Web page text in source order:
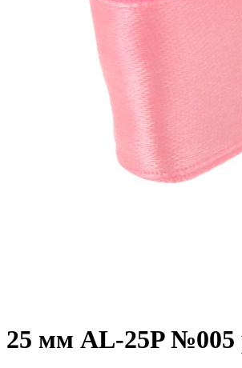
25 мм AL-25P №005